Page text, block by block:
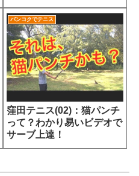
バンコクでテニス
窪田テニス(02)：猫パンチ
って？わかり易いビデオで
サーブ上達！